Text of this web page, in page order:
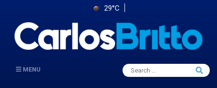
29°C
MENU
Search
for:
Search